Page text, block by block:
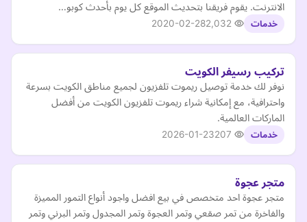
الانترنت. يقوم فريقنا بتحديث الموقع كل يوم بأحدث كوبو…
خدمات 2020-02-28
تركيب رسيفر الكويت
نوفر لك خدمة توصيل ريموت تلفزيون لجميع مناطق الكويت بسرعة
واحترافية، مع إمكانية شراء ريموت تلفزيون الكويت من أفضل
الماركات العالمية.
خدمات 2026-01-23
متجر عجوة
متجر عجوة احد متخصص في بيع افضل واجود أنواع التمور المميزة
والفاخرة من تمر صقعي وتمر العجوة وتمر المجدول وتمر البرني وتمر